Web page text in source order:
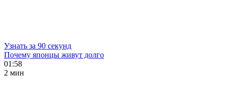
Узнать за 90 секунд
Почему японцы живут долго
01:58
2 мин